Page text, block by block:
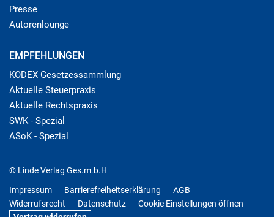
Presse
Autorenlounge
EMPFEHLUNGEN
KODEX Gesetzessammlung
Aktuelle Steuerpraxis
Aktuelle Rechtspraxis
SWK - Spezial
ASoK - Spezial
© Linde Verlag Ges.m.b.H
Impressum
Barrierefreiheitserklärung
AGB
Widerrufsrecht
Datenschutz
Cookie Einstellungen öffnen